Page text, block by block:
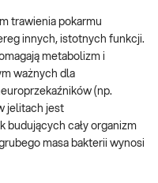
trawienia pokarmu
innych, istotnych funkcji.
metabolizm i
ważnych dla
(np.
jelitach jest
budujących cały organizm
masa bakterii wynosi